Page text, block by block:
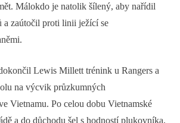
Málokdo je natolik šílený, aby nařídil
a zaútočil proti linii ježící se
Lewis Millett trénink u Rangers a
na výcvik průzkumných
Vietnamu. Po celou dobu Vietnamské
a do důchodu šel s hodností plukovníka.